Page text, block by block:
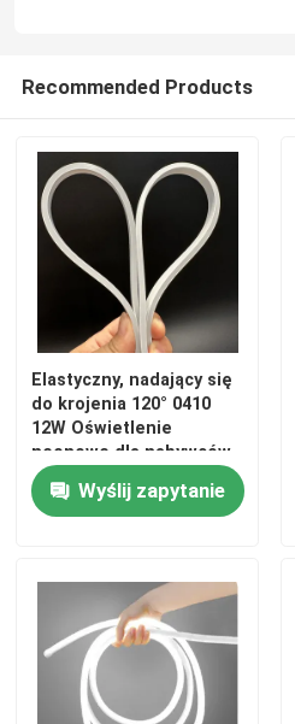
Lampa podziemna LED
Zasilacz modułu LED
Akcesoria do czujników LED
Światło zewnętrzne
Recommended Products
Elastyczny, nadający się
do krojenia 120° 0410
12W Oświetlenie
neonowe dla nabywców
B2B wewnątrz i na
zewnątrzWyślij zapytanie